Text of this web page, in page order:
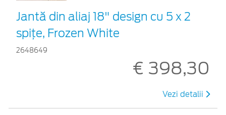
Jantă din aliaj 18" design cu 5 x 2
spițe, Frozen White
2648649
€ 398,30
Vezi detalii